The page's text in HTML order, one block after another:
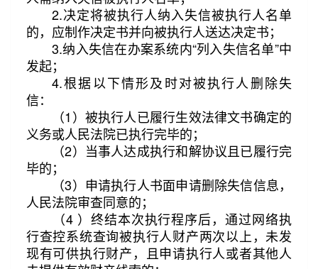
2.决定将被执行人纳入失信被执行人名单
的，应制作决定书并向被执行人送达决定书；
3.纳入失信在办案系统内“列入失信名单”中
发起；
4.根据以下情形及时对被执行人删除失
信：
（1）被执行人已履行生效法律文书确定的
义务或人民法院已执行完毕的；
（2）当事人达成执行和解协议且已履行完
毕的；
（3）申请执行人书面申请删除失信信息，
人民法院审查同意的；
（4 ）终结本次执行程序后，通过网络执
行查控系统查询被执行人财产两次以上，未发
现有可供执行财产，且申请执行人或者其他人